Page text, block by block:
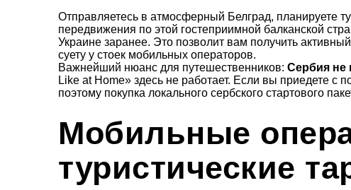
Отправляетесь в атмосферный Белград, планируете
передвижения по этой гостеприимной балканской
Украине заранее. Это позволит вам получить
суету у стоек мобильных операторов.
Важнейший нюанс для путешественников: Сербия не
Like at Home» здесь не работает. Если вы приедете
поэтому покупка локального сербского стартового
Мобильные
туристические